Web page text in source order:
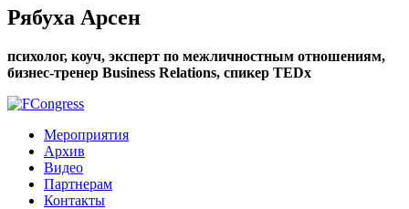
Рябуха Арсен
психолог, коуч, эксперт по межличностным отношениям,
бизнес-тренер Business Relations, спикер TEDx
Мероприятия
Архив
Видео
Партнерам
Контакты